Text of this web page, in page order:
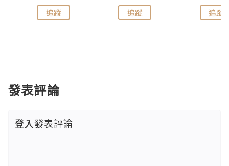
追蹤 追蹤 追蹤
發表評論
登入發表評論